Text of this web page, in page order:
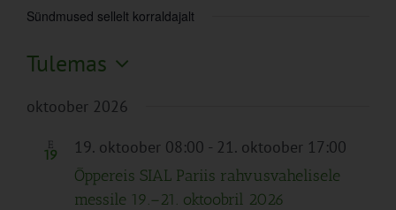
Sündmused sellelt korraldajalt
Tulemas
kuupäev.
oktoober 2026
E
19 19. oktoober 08:00 - 21. oktoober 17:00
Õppereis SIAL Pariis rahvusvahelisele
messile 19.–21. oktoobril 2026